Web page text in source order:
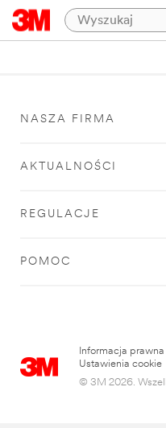
NASZA FIRMA
AKTUALNOŚCI
REGULACJE
POMOC
Informacja prawna
Ustawienia cookie
© 3M 2026.